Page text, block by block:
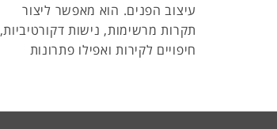
עיצוב הפנים. הוא מאפשר ליצור
תקרות מרשימות, נישות דקורטיביות,
חיפויים לקירות ואפילו פתרונות